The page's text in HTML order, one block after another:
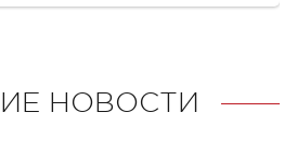
НОВОСТИ